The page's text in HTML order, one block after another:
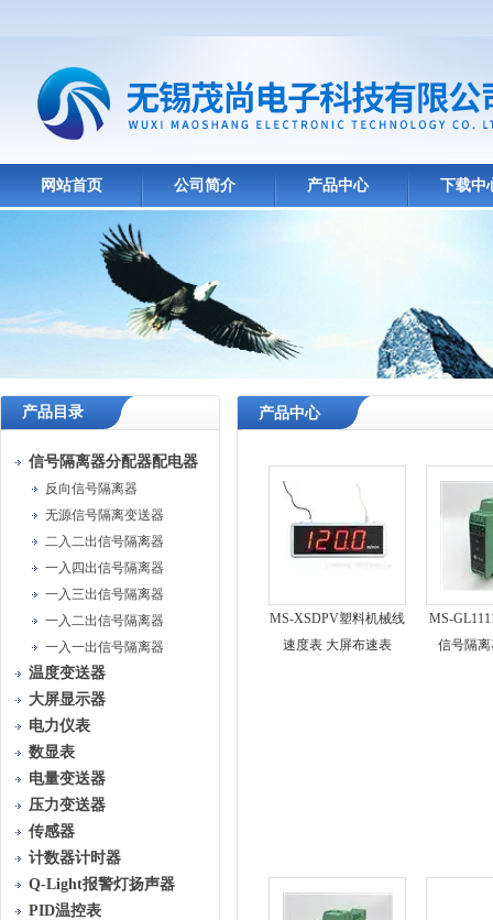
网站首页 公司简介 产品中心 下载中
产品目录
信号隔离器分配器配电器
反向信号隔离器
无源信号隔离变送器
二入二出信号隔离器
一入四出信号隔离器
一入三出信号隔离器
一入二出信号隔离器
一入一出信号隔离器
温度变送器
大屏显示器
电力仪表
数显表
电量变送器
压力变送器
传感器
计数器计时器
Q-Light报警灯扬声器
PID温控表
产品中心
MS-XSDPV塑料机械线
速度表 大屏布速表
MS-
信号隔离